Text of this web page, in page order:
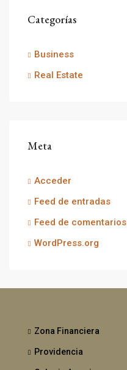
Categorías
Business
Real Estate
Meta
Acceder
Feed de entradas
Feed de comentarios
WordPress.org
Zona Financiera
Providencia